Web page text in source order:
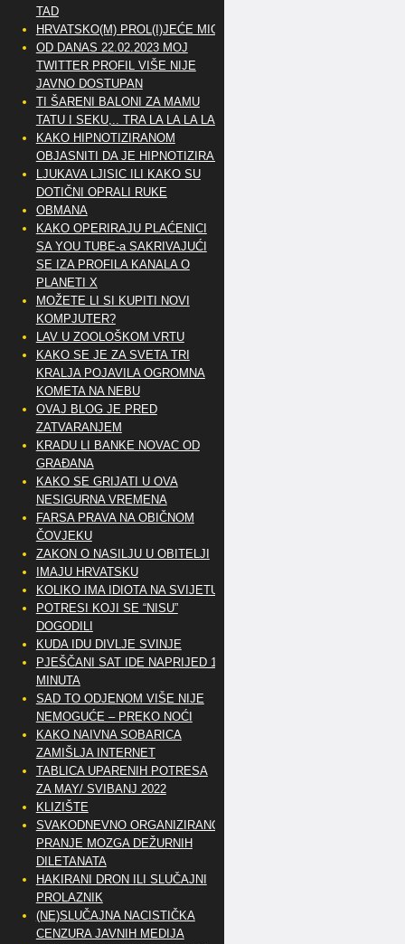
TAD
HRVATSKO(M) PROL(I)JEĆE MIG
OD DANAS 22.02.2023 MOJ
TWITTER PROFIL VIŠE NIJE
JAVNO DOSTUPAN
TI ŠARENI BALONI ZA MAMU
TATU I SEKU,.. TRA LA LA LA LA
KAKO HIPNOTIZIRANOM
OBJASNITI DA JE HIPNOTIZIRAN
LJUKAVA LJISIC ILI KAKO SU
DOTIČNI OPRALI RUKE
OBMANA
KAKO OPERIRAJU PLAĆENICI
SA YOU TUBE-a SAKRIVAJUĆI
SE IZA PROFILA KANALA O
PLANETI X
MOŽETE LI SI KUPITI NOVI
KOMPJUTER?
LAV U ZOOLOŠKOM VRTU
KAKO SE JE ZA SVETA TRI
KRALJA POJAVILA OGROMNA
KOMETA NA NEBU
OVAJ BLOG JE PRED
ZATVARANJEM
KRADU LI BANKE NOVAC OD
GRAĐANA
KAKO SE GRIJATI U OVA
NESIGURNA VREMENA
FARSA PRAVA NA OBIČNOM
ČOVJEKU
ZAKON O NASILJU U OBITELJI
IMAJU HRVATSKU
KOLIKO IMA IDIOTA NA SVIJETU?
POTRESI KOJI SE “NISU”
DOGODILI
KUDA IDU DIVLJE SVINJE
PJEŠČANI SAT IDE NAPRIJED 10
MINUTA
SAD TO ODJENOM VIŠE NIJE
NEMOGUĆE – PREKO NOĆI
KAKO NAIVNA SOBARICA
ZAMIŠLJA INTERNET
TABLICA UPARENIH POTRESA
ZA MAY/ SVIBANJ 2022
KLIZIŠTE
SVAKODNEVNO ORGANIZIRANO
PRANJE MOZGA DEŽURNIH
DILETANATA
HAKIRANI DRON ILI SLUČAJNI
PROLAZNIK
(NE)SLUČAJNA NACISTIČKA
CENZURA JAVNIH MEDIJA